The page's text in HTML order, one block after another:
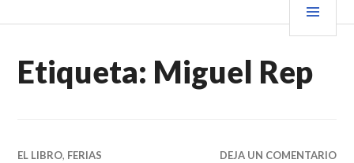
al VENDER+LIBROS NOTICIAS
Etiqueta: Miguel Rep
EL LIBRO, FERIAS DEJA UN COMENTARIO